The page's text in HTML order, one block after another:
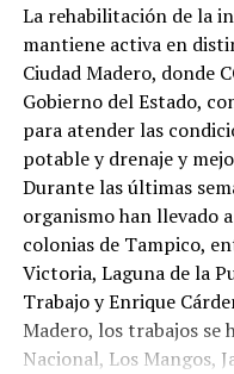
COMAPA SUR
para mejorar las
potable y drenaje
a detectar
pendientes y fortalecer
las necesidades de la
La rehabilitación de la
mantiene activa en
Ciudad Madero, donde
Gobierno del Estado,
para atender las
potable y drenaje y
Durante las últimas
organismo han llevado
colonias de Tampico,
Victoria, Laguna de la
Trabajo y Enrique
Madero, los trabajos se
Nacional, Los Mangos,